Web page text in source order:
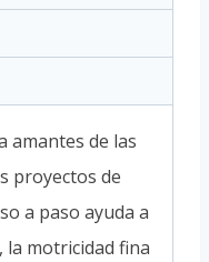
amantes de las
proyectos de
a paso ayuda a
motricidad fina